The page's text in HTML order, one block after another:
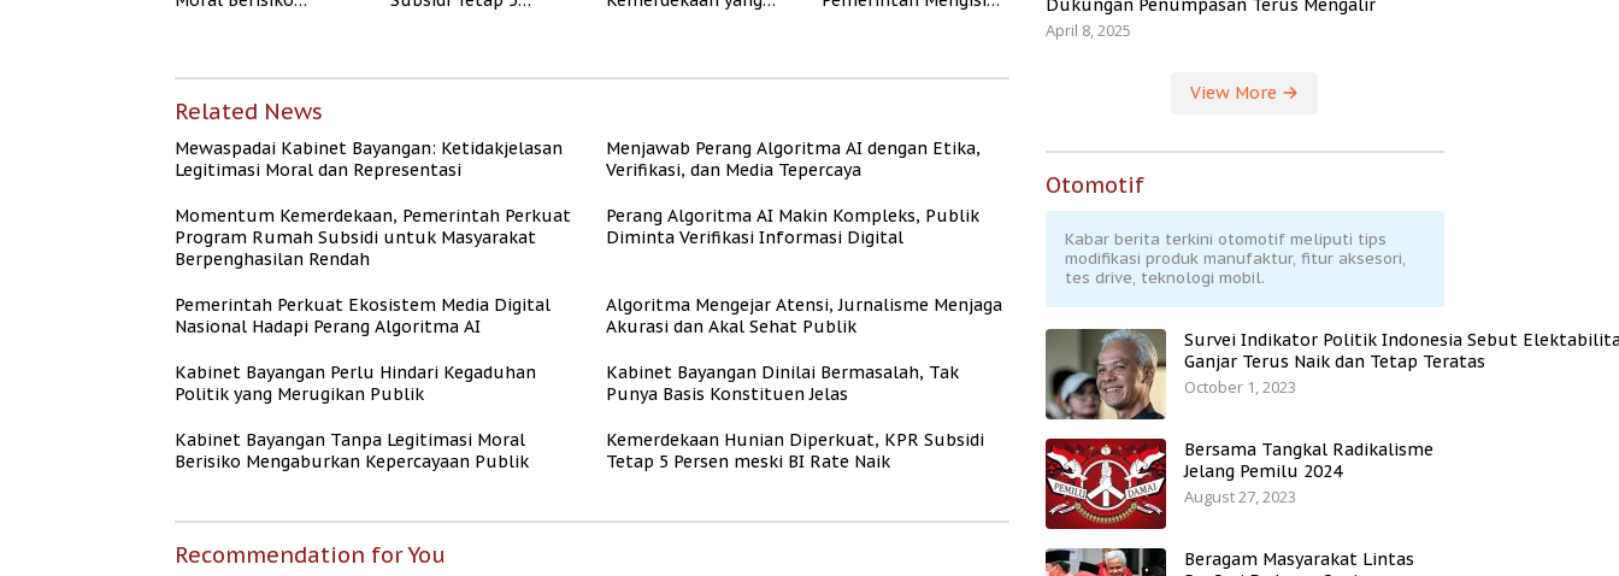
Related News
Mewaspadai Kabinet Bayangan: Ketidakjelasan
Legitimasi Moral dan Representasi
Menjawab Perang Algoritma AI dengan Etika,
Verifikasi, dan Media Tepercaya
Momentum Kemerdekaan, Pemerintah Perkuat
Program Rumah Subsidi untuk Masyarakat
Berpenghasilan Rendah
Perang Algoritma AI Makin Kompleks, Publik
Diminta Verifikasi Informasi Digital
Pemerintah Perkuat Ekosistem Media Digital
Nasional Hadapi Perang Algoritma AI
Algoritma Mengejar Atensi, Jurnalisme Menjaga
Akurasi dan Akal Sehat Publik
Kabinet Bayangan Perlu Hindari Kegaduhan
Politik yang Merugikan Publik
Kabinet Bayangan Dinilai Bermasalah, Tak
Punya Basis Konstituen Jelas
Kabinet Bayangan Tanpa Legitimasi Moral
Berisiko Mengaburkan Kepercayaan Publik
Kemerdekaan Hunian Diperkuat, KPR Subsidi
Tetap 5 Persen meski BI Rate Naik
Recommendation for You
Dukungan Penumpasan Terus Mengalir
April 8, 2025
View More
Otomotif
Kabar berita terkini otomotif meliputi tips
modifikasi produk manufaktur, fitur aksesori,
tes drive, teknologi mobil.
Survei Indikator Politik Indonesia Sebut
Ganjar Terus Naik dan Tetap Teratas
October 1, 2023
Bersama Tangkal Radikalisme
Jelang Pemilu 2024
August 27, 2023
Beragam Masyarakat Lintas